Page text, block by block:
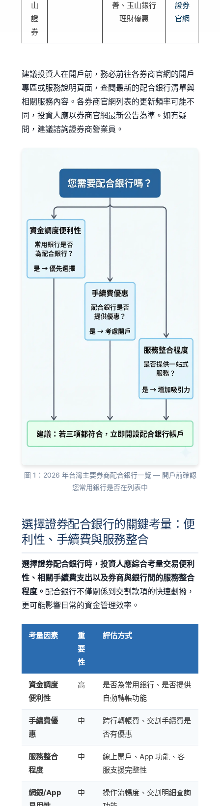
山
證
券
善、玉山銀行
理財優惠
證券
官網
建議投資人在開戶前，務必前往各券商官網的開戶
專區或服務說明頁面，查閱最新的配合銀行清單與
相關服務內容。各券商官網列表的更新頻率可能不
同，投資人應以券商官網最新公告為準。如有疑
問，建議諮詢證券商營業員。
圖 1：2026 年台灣主要券商配合銀行一覽 — 開戶前確認
您常用銀行是否在列表中
選擇證券配合銀行的關鍵考量：便
利性、手續費與服務整合
選擇證券配合銀行時，投資人應綜合考量交易便利
性、相關手續費支出以及券商與銀行間的服務整合
程度。 配合銀行不僅關係到交割款項的快速劃撥，
更可能影響日常的資金管理效率。
考量因素
重
要
性
評估方式
資金調度
便利性
高
是否為常用銀行、是否提供
自動轉帳功能
手續費優
惠
中
跨行轉帳費、交割手續費是
否有優惠
服務整合
程度
中
線上開戶、App 功能、客
服支援完整性
網銀/App
中
操作流暢度、交割明細查詢